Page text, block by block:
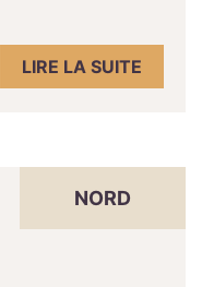
LIRE LA SUITE
NORD